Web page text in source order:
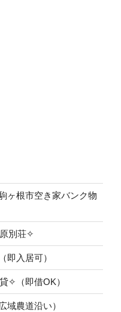
根市空き家バンク物
別荘✧
入居可）
✧（即借OK）
農道沿い）